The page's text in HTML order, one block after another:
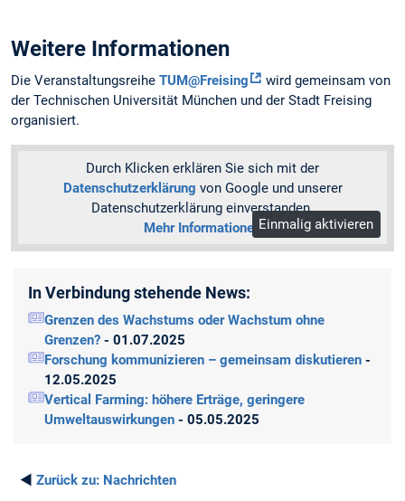
Weitere Informationen
Die Veranstaltungsreihe TUM@Freising
wird gemeinsam von
der Technischen Universität München und der Stadt Freising
organisiert.
Durch Klicken erklären Sie sich mit der
Datenschutzerklärung von Google und unserer
Datenschutzerklärung einverstanden.
Mehr InformationenEinmalig aktivieren
In Verbindung stehende News:
Grenzen des Wachstums oder Wachstum ohne
Grenzen? - 01.07.2025
Forschung kommunizieren – gemeinsam diskutieren -
12.05.2025
Vertical Farming: höhere Erträge, geringere
Umweltauswirkungen - 05.05.2025
◄ Zurück zu: Nachrichten